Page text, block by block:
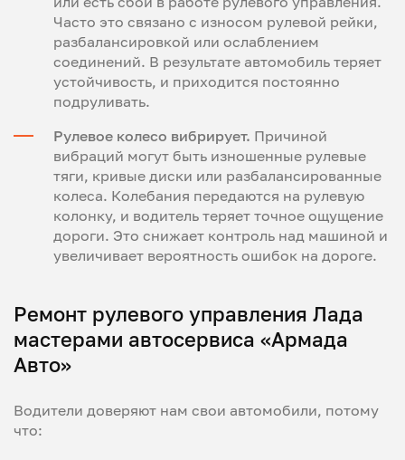
Часто это связано с износом рулевой рейки,
разбалансировкой или ослаблением
соединений. В результате автомобиль теряет
устойчивость, и приходится постоянно
подруливать.
Рулевое колесо вибрирует. Причиной
вибраций могут быть изношенные рулевые
тяги, кривые диски или разбалансированные
колеса. Колебания передаются на рулевую
колонку, и водитель теряет точное ощущение
дороги. Это снижает контроль над машиной и
увеличивает вероятность ошибок на дороге.
Ремонт рулевого управления Лада
мастерами автосервиса «Армада
Авто»
Водители доверяют нам свои автомобили, потому
что: